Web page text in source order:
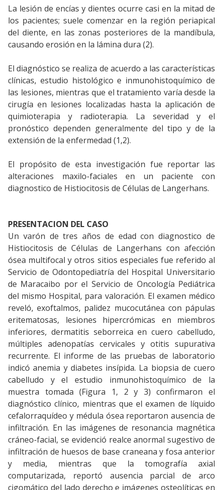
La lesión de encías y dientes ocurre casi en la mitad de
los pacientes; suele comenzar en la región periapical
del diente, en las zonas posteriores de la mandíbula,
causando erosión en la lámina dura (2).
El diagnóstico se realiza de acuerdo a las características
clínicas, estudio histológico e inmunohistoquímico de
las lesiones, mientras que el tratamiento varía desde la
cirugía en lesiones localizadas hasta la aplicación de
quimioterapia y radioterapia. La severidad y el
pronóstico dependen generalmente del tipo y de la
extensión de la enfermedad (1,2).
El propósito de esta investigación fue reportar las
alteraciones maxilo-faciales en un paciente con
diagnostico de Histiocitosis de Células de Langerhans.
PRESENTACION DEL CASO
Un varón de tres años de edad con diagnostico de
Histiocitosis de Células de Langerhans con afección
ósea multifocal y otros sitios especiales fue referido al
Servicio de Odontopediatría del Hospital Universitario
de Maracaibo por el Servicio de Oncología Pediátrica
del mismo Hospital, para valoración. El examen médico
reveló, exoftalmos, palidez mucocutánea con pápulas
eritematosas, lesiones hipercrómicas en miembros
inferiores, dermatitis seborreica en cuero cabelludo,
múltiples adenopatías cervicales y otitis supurativa
recurrente. El informe de las pruebas de laboratorio
indicó anemia y diabetes insípida. La biopsia de cuero
cabelludo y el estudio inmunohistoquímico de la
muestra tomada (Figura 1, 2 y 3) confirmaron el
diagnóstico clínico, mientras que el examen de líquido
cefalorraquídeo y médula ósea reportaron ausencia de
infiltración. En las imágenes de resonancia magnética
cráneo-facial, se evidenció realce anormal sugestivo de
infiltración de huesos de base craneana y fosa anterior
y media, mientras que la tomografía axial
computarizada, reportó ausencia parcial de arco
cigomático del lado derecho e imágenes osteolíticas en